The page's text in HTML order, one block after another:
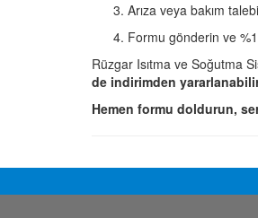
Arıza veya bakım
Formu gönderin ve
Rüzgar Isıtma ve Soğutma
de indirimden
Hemen formu doldurun,